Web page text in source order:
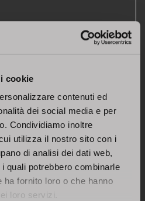
cookie
contenuti ed
dei social media e per
Condividiamo inoltre
utilizza il nostro sito con i
di analisi dei dati web,
quali potrebbero combinarle
fornito loro o che hanno
loro servizi.
utilizzi i miei recapiti, anche
per finalità di profilazione, per l'invio
volte a migliorare la qualità del
offerte, inviti e altre
utilizzi i miei dati per finalità di
a società del Gruppo o in
promozioni di prodotti e/o
professionali.